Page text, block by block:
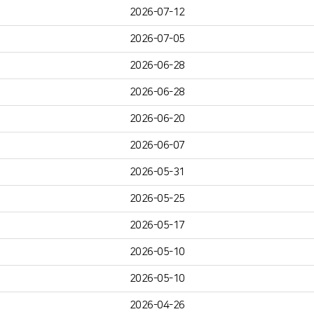
2026-07-12
2026-07-05
2026-06-28
2026-06-28
2026-06-20
2026-06-07
2026-05-31
2026-05-25
2026-05-17
2026-05-10
2026-05-10
2026-04-26